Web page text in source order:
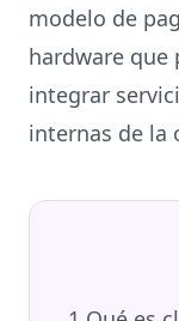
modelo de
hardware que
integrar
internas de la